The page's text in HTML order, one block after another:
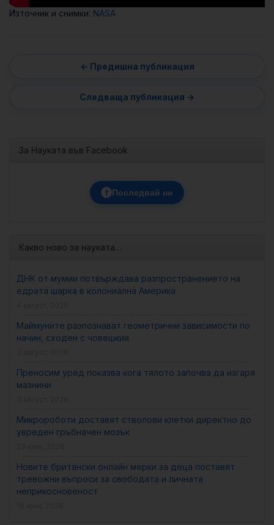
Източник и снимки: NASA
За Науката във Facebook
f Последвай ни
Какво ново за науката…
ДНК от мумии потвърждава разпространението на
едрата шарка в колониална Америка
Маймуните разпознават геометрични зависимости по
начин, сходен с човешкия
Преносим уред показва кога тялото започва да изгаря
мазнини
Микророботи доставят стволови клетки директно до
увреден гръбначен мозък
Новите британски онлайн мерки за деца поставят
тревожни въпроси за свободата и личната
неприкосновеност